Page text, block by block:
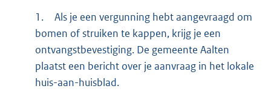
1.
Als je een vergunning hebt aangevraagd om
bomen of struiken te kappen, krijg je een
ontvangstbevestiging. De gemeente Aalten
plaatst een bericht over je aanvraag in het lokale
huis-aan-huisblad.